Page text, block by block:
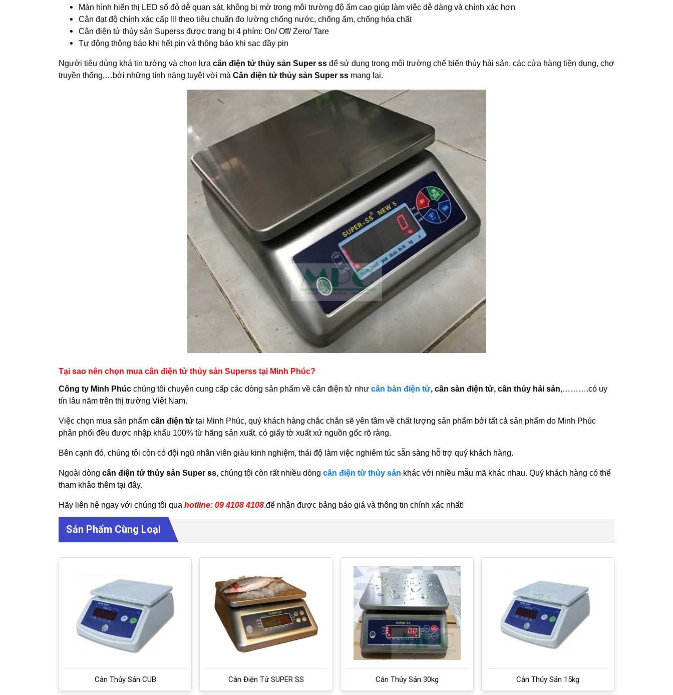
Màn hình hiển thị LED số đỏ dễ quan sát, không bị mờ trong môi trường độ ẩm cao giúp làm việc dễ dàng và chính xác hơn
Cân đạt độ chính xác cấp III theo tiêu chuẩn đo lường chống nước, chống ẩm, chống hóa chất
Cân điện tử thủy sản Superss được trang bị 4 phím: On/ Off/ Zero/ Tare
Tự động thông báo khi hết pin và thông báo khi sạc đầy pin
Người tiêu dùng khá tin tưởng và chọn lựa cân điện tử thủy sản Super ss để sử dụng trong môi trường chế biến thủy hải sản, các cửa hàng tiện dụng, chợ
truyền thống,…bởi những tính năng tuyệt vời mà Cân điện tử thủy sản Super ss mang lại.
Tại sao nên chọn mua cân điện tử thủy sản Superss tại Minh Phúc?
Công ty Minh Phúc chúng tôi chuyên cung cấp các dòng sản phẩm về cân điện tử như cân bàn điện tử, cân sàn điện tử, cân thủy hải sản,……….có uy
tín lâu năm trên thị trường Việt Nam.
Việc chọn mua sản phẩm cân điện tử tại Minh Phúc, quý khách hàng chắc chắn sẽ yên tâm về chất lượng sản phẩm bởi tất cả sản phẩm do Minh Phúc
phân phối đều được nhập khẩu 100% từ hãng sản xuất, có giấy tờ xuất xứ nguồn gốc rõ ràng.
Bên cạnh đó, chúng tôi còn có đội ngũ nhân viên giàu kinh nghiệm, thái độ làm việc nghiêm túc sẵn sàng hỗ trợ quý khách hàng.
Ngoài dòng cân điện tử thủy sản Super ss, chúng tôi còn rất nhiều dòng cân điện tử thủy sản khác với nhiều mẫu mã khác nhau. Quý khách hàng có thể
tham khảo thêm tại đây.
Hãy liên hệ ngay với chúng tôi qua hotline: 09 4108 4108.để nhận được bảng báo giá và thông tin chính xác nhất!
Sản Phẩm Cùng Loại
Cân Thủy Sản CUB Cân Điện Tử SUPER SS Cân Thủy Sản 30kg Cân Thủy Sản 15kg